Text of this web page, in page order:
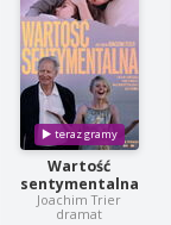
Wartość
sentymentalna
Joachim Trier
dramat